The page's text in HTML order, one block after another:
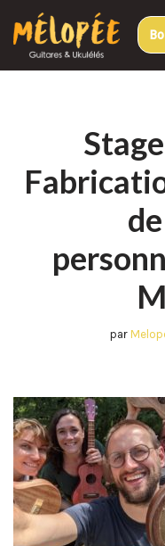
Aller
au
par